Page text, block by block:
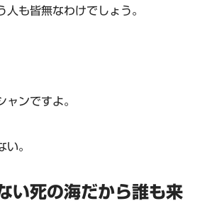
人も皆無なわけでしょう。
ャンですよ。
い。
い死の海だから誰も来